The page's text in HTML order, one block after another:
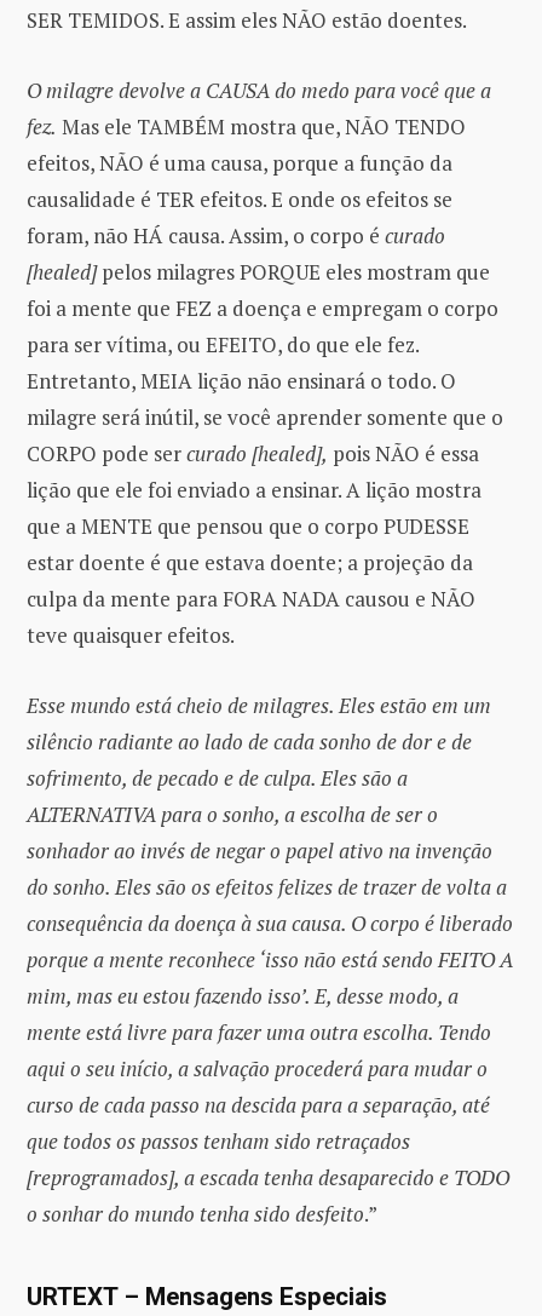
SER TEMIDOS. E assim eles NÃO estão doentes.
O milagre devolve a CAUSA do medo para você que a
fez. Mas ele TAMBÉM mostra que, NÃO TENDO
efeitos, NÃO é uma causa, porque a função da
causalidade é TER efeitos. E onde os efeitos se
foram, não HÁ causa. Assim, o corpo é curado
[healed]pelos milagres PORQUE eles mostram que
foi a mente que FEZ a doença e empregam o corpo
para ser vítima, ou EFEITO, do que ele fez.
Entretanto, MEIA lição não ensinará o todo. O
milagre será inútil, se você aprender somente que o
CORPO pode sercurado [healed], pois NÃO é essa
lição que ele foi enviado a ensinar. A lição mostra
que a MENTE que pensou que o corpo PUDESSE
estar doente é que estava doente; a projeção da
culpa da mente para FORA NADA causou e NÃO
teve quaisquer efeitos.
Esse mundo está cheio de milagres. Eles estão em um
silêncio radiante ao lado de cada sonho de dor e de
sofrimento, de pecado e de culpa. Eles são a
ALTERNATIVA para o sonho, a escolha de ser o
sonhador ao invés de negar o papel ativo na invenção
do sonho. Eles são os efeitos felizes de trazer de volta a
consequência da doença à sua causa. O corpo é liberado
porque a mente reconhece ‘isso não está sendo FEITO A
mim, mas eu estou fazendo isso’. E, desse modo, a
mente está livre para fazer uma outra escolha. Tendo
aqui o seu início, a salvação procederá para mudar o
curso de cada passo na descida para a separação, até
que todos os passos tenham sido retraçados
[reprogramados], a escada tenha desaparecido e TODO
o sonhar do mundo tenha sido desfeito.”
URTEXT – Mensagens Especiais